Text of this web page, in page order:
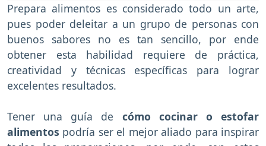
Prepara alimentos es considerado todo un arte,
pues poder deleitar a un grupo de personas con
buenos sabores no es tan sencillo, por ende
obtener esta habilidad requiere de práctica,
creatividad y técnicas específicas para lograr
excelentes resultados.
Tener una guía de cómo cocinar o estofar
alimentos podría ser el mejor aliado para inspirar